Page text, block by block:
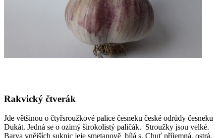
Rakvický čtverák
Jde většinou o čtyřsroužkové palice česneku české odrůdy česneku
Dukát. Jedná se o ozimý širokolistý paličák. Stroužky jsou velké.
Barva vnějších suknic jeje smetanově bílá s. Chuť příjemná, ostrá,